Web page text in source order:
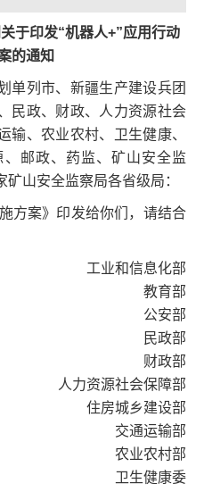
于印发“机器人+”应用行动
的通知
单列市、新疆生产建设兵团
民政、财政、人力资源社会
输、农业农村、卫生健康、
邮政、药监、矿山安全监
山安全监察局各省级局：
方案》印发给你们，请结合
工业和信息化部
教育部
公安部
民政部
财政部
人力资源社会保障部
住房城乡建设部
交通运输部
农业农村部
卫生健康委